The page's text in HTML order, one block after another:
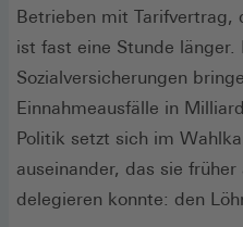
Betrieben mit Tarifvertrag,
ist fast eine Stunde länger.
Sozialversicherungen
Einnahmeausfälle in
Politik setzt sich im
auseinander, das sie
delegieren konnte: den